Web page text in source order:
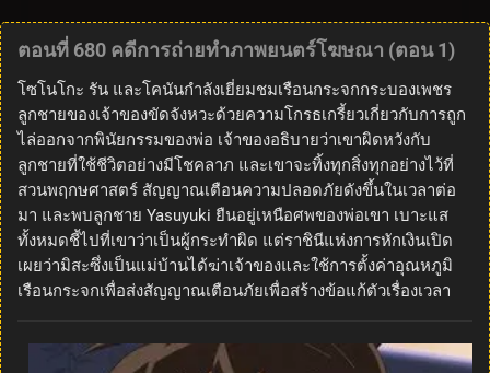
ตอนที่ 680 คดีการถ่ายทำภาพยนตร์โฆษณา (ตอน 1)
โซโนโกะ รัน และโคนันกำลังเยี่ยมชมเรือนกระจกกระบองเพชร
ลูกชายของเจ้าของขัดจังหวะด้วยความโกรธเกรี้ยวเกี่ยวกับการถูก
ไล่ออกจากพินัยกรรมของพ่อ เจ้าของอธิบายว่าเขาผิดหวังกับ
ลูกชายที่ใช้ชีวิตอย่างมีโชคลาภ และเขาจะทิ้งทุกสิ่งทุกอย่างไว้ที่
สวนพฤกษศาสตร์ สัญญาณเตือนความปลอดภัยดังขึ้นในเวลาต่อ
มา และพบลูกชาย Yasuyuki ยืนอยู่เหนือศพของพ่อเขา เบาะแส
ทั้งหมดชี้ไปที่เขาว่าเป็นผู้กระทำผิด แต่ราชินีแห่งการหักเงินเปิด
เผยว่ามิสะซึ่งเป็นแม่บ้านได้ฆ่าเจ้าของและใช้การตั้งค่าอุณหภูมิ
เรือนกระจกเพื่อส่งสัญญาณเตือนภัยเพื่อสร้างข้อแก้ตัวเรื่องเวลา